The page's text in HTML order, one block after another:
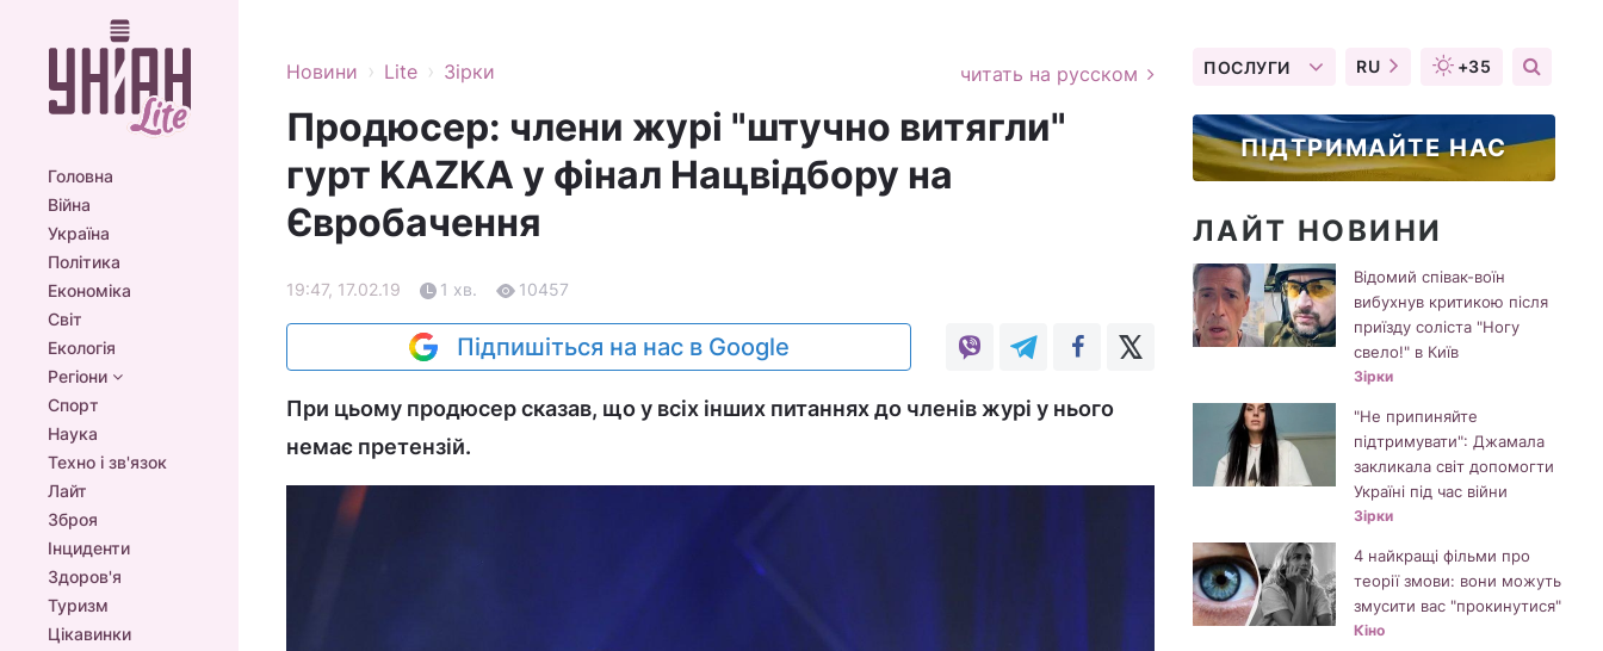
Головна
Війна
Україна
Політика
Економіка
Світ
Екологія
Регіони
Спорт
Наука
Техно і зв'язок
Лайт
Зброя
Інциденти
Здоров'я
Туризм
Цікавинки
Новини › Lite › Зірки читать на русском
Продюсер: члени журі "штучно витягли"
гурт KAZKA у фінал Нацвідбору на
Євробачення
19:47, 17.02.19 1 хв. 10457
Підпишіться на нас в Google
При цьому продюсер сказав, що у всіх інших питаннях до членів журі у нього
немає претензій.
ПОСЛУГИ RU +35
ПІДТРИМАЙТЕ НАС
ЛАЙТ НОВИНИ
Відомий співак-воїн
вибухнув критикою після
приїзду соліста "Ногу
свело!" в Київ
Зірки
"Не припиняйте
підтримувати": Джамала
закликала світ допомогти
Україні під час війни
Зірки
4 найкращі фільми про
теорії змови: вони можуть
змусити вас "прокинутися"
Кіно